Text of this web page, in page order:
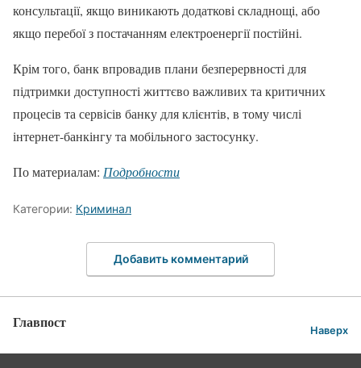
консультації, якщо виникають додаткові складнощі, або
якщо перебої з постачанням електроенергії постійні.
Крім того, банк впровадив плани безперервності для
підтримки доступності життєво важливих та критичних
процесів та сервісів банку для клієнтів, в тому числі
інтернет-банкінгу та мобільного застосунку.
По материалам: Подробности
Категории: Криминал
Добавить комментарий
Главпост Наверх